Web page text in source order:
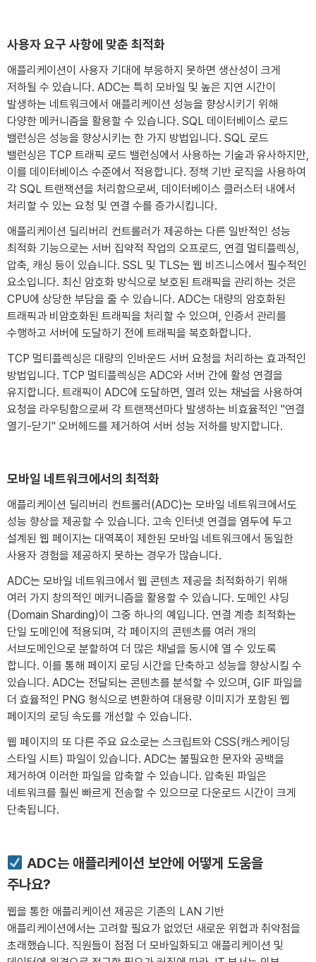
사용자 요구 사항에 맞춘 최적화
애플리케이션이 사용자 기대에 부응하지 못하면 생산성이 크게
저하될 수 있습니다. ADC는 특히 모바일 및 높은 지연 시간이
발생하는 네트워크에서 애플리케이션 성능을 향상시키기 위해
다양한 메커니즘을 활용할 수 있습니다. SQL 데이터베이스 로드
밸런싱은 성능을 향상시키는 한 가지 방법입니다. SQL 로드
밸런싱은 TCP 트래픽 로드 밸런싱에서 사용하는 기술과 유사하지만,
이를 데이터베이스 수준에서 적용합니다. 정책 기반 로직을 사용하여
각 SQL 트랜잭션을 처리함으로써, 데이터베이스 클러스터 내에서
처리할 수 있는 요청 및 연결 수를 증가시킵니다.
애플리케이션 딜리버리 컨트롤러가 제공하는 다른 일반적인 성능
최적화 기능으로는 서버 집약적 작업의 오프로드, 연결 멀티플렉싱,
압축, 캐싱 등이 있습니다. SSL 및 TLS는 웹 비즈니스에서 필수적인
요소입니다. 최신 암호화 방식으로 보호된 트래픽을 관리하는 것은
CPU에 상당한 부담을 줄 수 있습니다. ADC는 대량의 암호화된
트래픽과 비암호화된 트래픽을 처리할 수 있으며, 인증서 관리를
수행하고 서버에 도달하기 전에 트래픽을 복호화합니다.
TCP 멀티플렉싱은 대량의 인바운드 서버 요청을 처리하는 효과적인
방법입니다. TCP 멀티플렉싱은 ADC와 서버 간에 활성 연결을
유지합니다. 트래픽이 ADC에 도달하면, 열려 있는 채널을 사용하여
요청을 라우팅함으로써 각 트랜잭션마다 발생하는 비효율적인 "연결
열기-닫기" 오버헤드를 제거하여 서버 성능 저하를 방지합니다.
모바일 네트워크에서의 최적화
애플리케이션 딜리버리 컨트롤러(ADC)는 모바일 네트워크에서도
성능 향상을 제공할 수 있습니다. 고속 인터넷 연결을 염두에 두고
설계된 웹 페이지는 대역폭이 제한된 모바일 네트워크에서 동일한
사용자 경험을 제공하지 못하는 경우가 많습니다.
ADC는 모바일 네트워크에서 웹 콘텐츠 제공을 최적화하기 위해
여러 가지 창의적인 메커니즘을 활용할 수 있습니다. 도메인 샤딩
(Domain Sharding)이 그중 하나의 예입니다. 연결 계층 최적화는
단일 도메인에 적용되며, 각 페이지의 콘텐츠를 여러 개의
서브도메인으로 분할하여 더 많은 채널을 동시에 열 수 있도록
합니다. 이를 통해 페이지 로딩 시간을 단축하고 성능을 향상시킬 수
있습니다. ADC는 전달되는 콘텐츠를 분석할 수 있으며, GIF 파일을
더 효율적인 PNG 형식으로 변환하여 대용량 이미지가 포함된 웹
페이지의 로딩 속도를 개선할 수 있습니다.
웹 페이지의 또 다른 주요 요소로는 스크립트와 CSS(캐스케이딩
스타일 시트) 파일이 있습니다. ADC는 불필요한 문자와 공백을
제거하여 이러한 파일을 압축할 수 있습니다. 압축된 파일은
네트워크를 훨씬 빠르게 전송할 수 있으므로 다운로드 시간이 크게
단축됩니다.
ADC는 애플리케이션 보안에 어떻게 도움을
주나요?
웹을 통한 애플리케이션 제공은 기존의 LAN 기반
애플리케이션에서는 고려할 필요가 없었던 새로운 위협과 취약점을
초래했습니다. 직원들이 점점 더 모바일화되고 애플리케이션 및